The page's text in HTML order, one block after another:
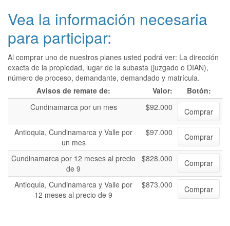
Vea la información necesaria
para participar:
Al comprar uno de nuestros planes usted podrá ver: La dirección
exacta de la propiedad, lugar de la subasta (juzgado o DIAN),
número de proceso, demandante, demandado y matrícula.
Avisos de remate de:
Valor:
Botón:
Cundinamarca por un mes
$92.000
Comprar
Antioquia, Cundinamarca y Valle por
un mes
$97.000 Comprar
Cundinamarca por 12 meses al precio
de 9
$828.000 Comprar
Antioquia, Cundinamarca y Valle por
12 meses al precio de 9
$873.000 Comprar